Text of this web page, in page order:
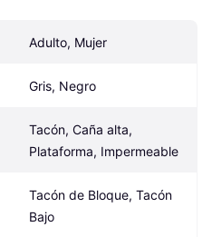
Adulto, Mujer
Gris, Negro
Tacón, Caña alta,
Plataforma, Impermeable
Tacón de Bloque, Tacón
Bajo